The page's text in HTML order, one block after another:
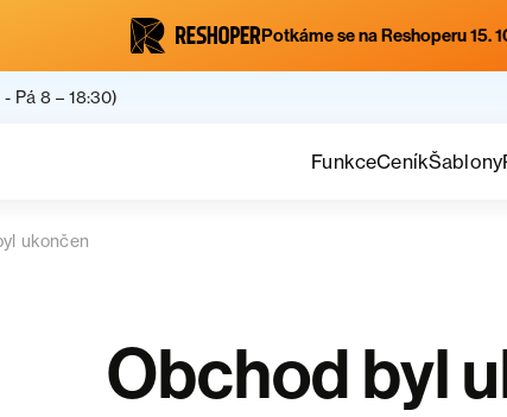
Potkáme se na Reshoperu 15.
- Pá 8 – 18:30)
FunkceCeníkŠablony
ukončen
Obchod byl